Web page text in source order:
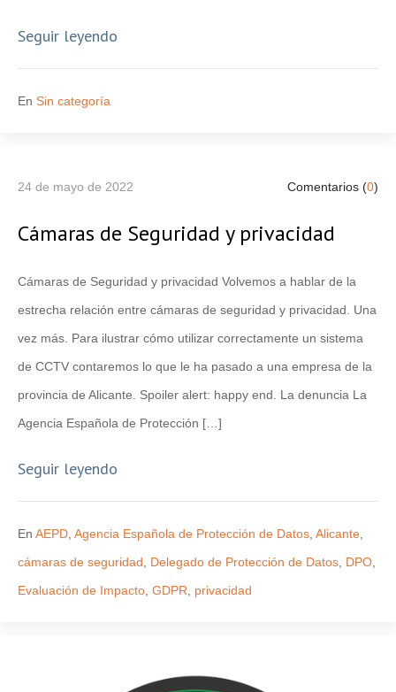
Seguir leyendo
En Sin categoría
24 de mayo de 2022 Comentarios (0)
Cámaras de Seguridad y privacidad
Cámaras de Seguridad y privacidad Volvemos a hablar de la
estrecha relación entre cámaras de seguridad y privacidad. Una
vez más. Para ilustrar cómo utilizar correctamente un sistema
de CCTV contaremos lo que le ha pasado a una empresa de la
provincia de Alicante. Spoiler alert: happy end. La denuncia La
Agencia Española de Protección […]
Seguir leyendo
En AEPD Agencia Española de Protección de Datos Alicante
cámaras de seguridad
Delegado de Protección de Datos DPO
Evaluación de Impacto GDPR privacidad